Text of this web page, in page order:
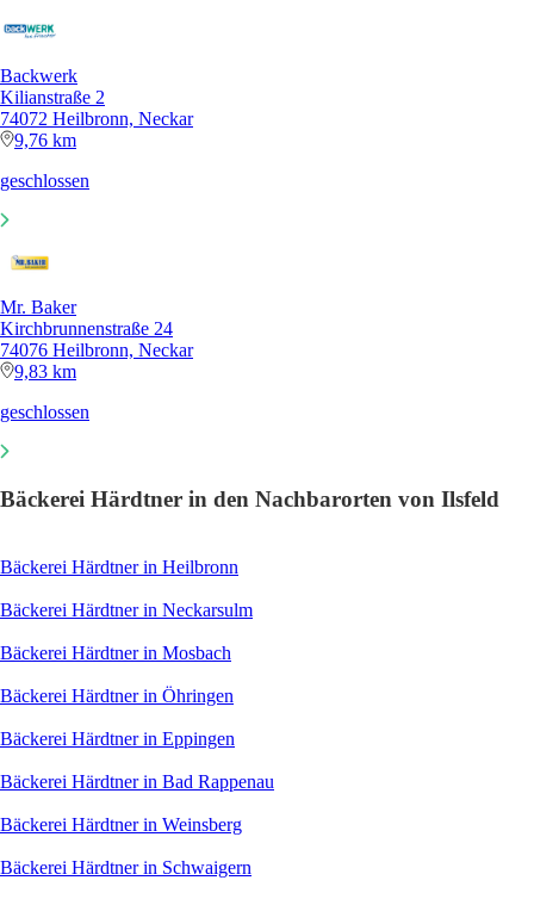
Backwerk
Kilianstraße 2
74072 Heilbronn, Neckar
9,76 km
geschlossen
Mr. Baker
Kirchbrunnenstraße 24
74076 Heilbronn, Neckar
9,83 km
geschlossen
Bäckerei Härdtner in den Nachbarorten von Ilsfeld
Bäckerei Härdtner in Heilbronn
Bäckerei Härdtner in Neckarsulm
Bäckerei Härdtner in Mosbach
Bäckerei Härdtner in Öhringen
Bäckerei Härdtner in Eppingen
Bäckerei Härdtner in Bad Rappenau
Bäckerei Härdtner in Weinsberg
Bäckerei Härdtner in Schwaigern